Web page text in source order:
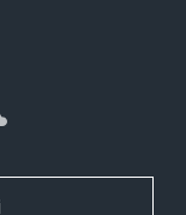
SoundCloud